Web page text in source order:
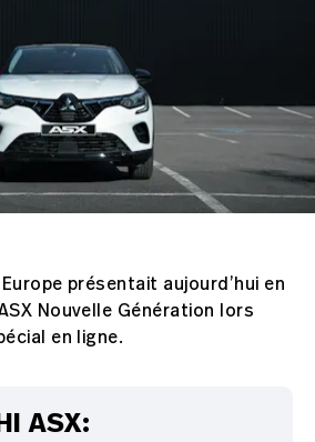
présentait aujourd’hui en
Nouvelle Génération lors
en ligne.
ASX: